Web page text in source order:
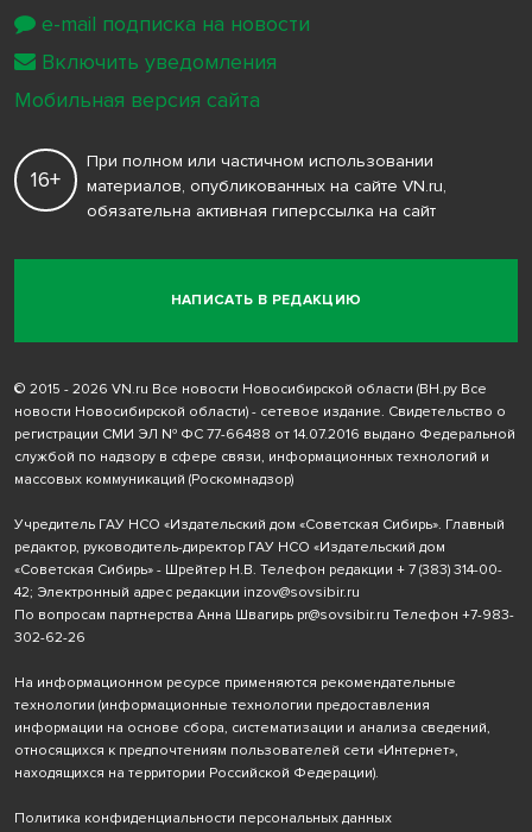
НАПИСАТЬ В РЕДАКЦИЮ
16+
При полном или частичном использовании
материалов, опубликованных на сайте VN.ru,
обязательна активная гиперссылка на сайт
© 2015 - 2026 VN.ru Все новости Новосибирской области (ВН.ру Все
новости Новосибирской области) - сетевое издание. Свидетельство о
регистрации СМИ ЭЛ № ФС 77-66488 от 14.07.2016 выдано Федеральной
службой по надзору в сфере связи, информационных технологий и
массовых коммуникаций (Роскомнадзор)
Учредитель ГАУ НСО «Издательский дом «Советская Сибирь». Главный
редактор, руководитель-директор ГАУ НСО «Издательский дом
«Советская Сибирь» - Шрейтер Н.В. Телефон редакции + 7 (383) 314-00-
42; Электронный адрес редакции inzov@sovsibir.ru
По вопросам партнерства Анна Швагирь pr@sovsibir.ru Телефон +7-983-
302-62-26
На информационном ресурсе применяются рекомендательные
технологии (информационные технологии предоставления
информации на основе сбора, систематизации и анализа сведений,
относящихся к предпочтениям пользователей сети «Интернет»,
находящихся на территории Российской Федерации).
Политика конфиденциальности персональных данных
e-mail подписка на новости
Включить уведомления
Мобильная версия сайта